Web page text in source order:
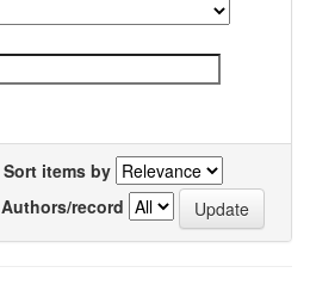
Sort items by
Authors/record